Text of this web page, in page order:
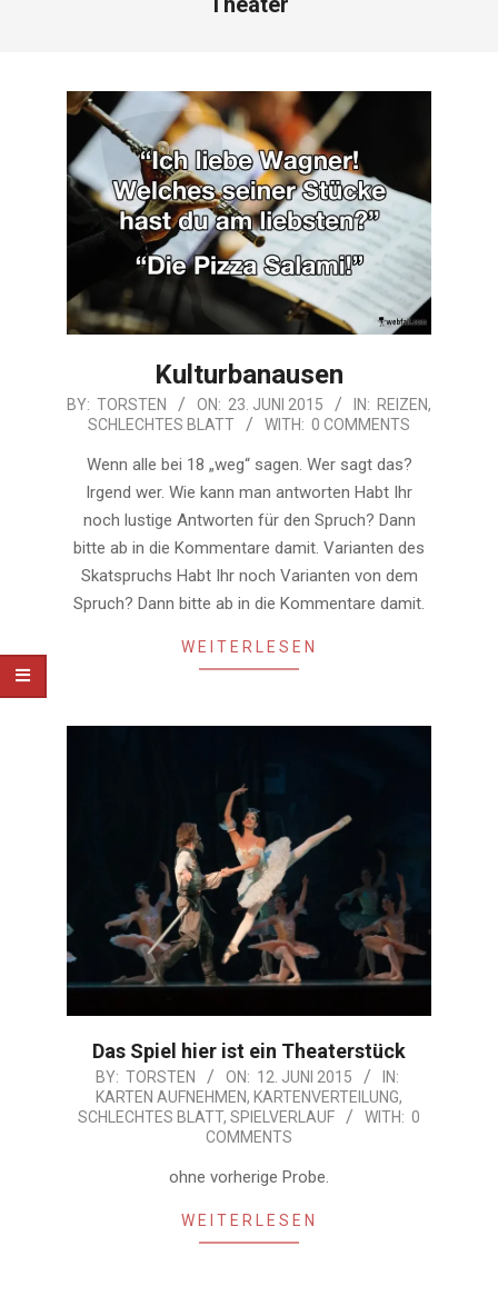
Kulturbanausen
2015-
06-
BY: TORSTEN ON: 23. JUNI 2015 IN: REIZEN,
SCHLECHTES BLATT
WITH: 0 COMMENTS
Wenn alle bei 18 „weg“ sagen. Wer sagt das?
Irgend wer. Wie kann man antworten Habt Ihr
noch lustige Antworten für den Spruch? Dann
bitte ab in die Kommentare damit. Varianten des
Skatspruchs Habt Ihr noch Varianten von dem
Spruch? Dann bitte ab in die Kommentare damit.
WEITERLESEN
Das Spiel hier ist ein Theaterstück
2015-BY: TORSTEN ON: 12. JUNI 2015
IN:
KARTEN AUFNEHMEN, KARTENVERTEILUNG,
SCHLECHTES BLATT, SPIELVERLAUF WITH: 0
COMMENTS
ohne vorherige Probe.
WEITERLESEN